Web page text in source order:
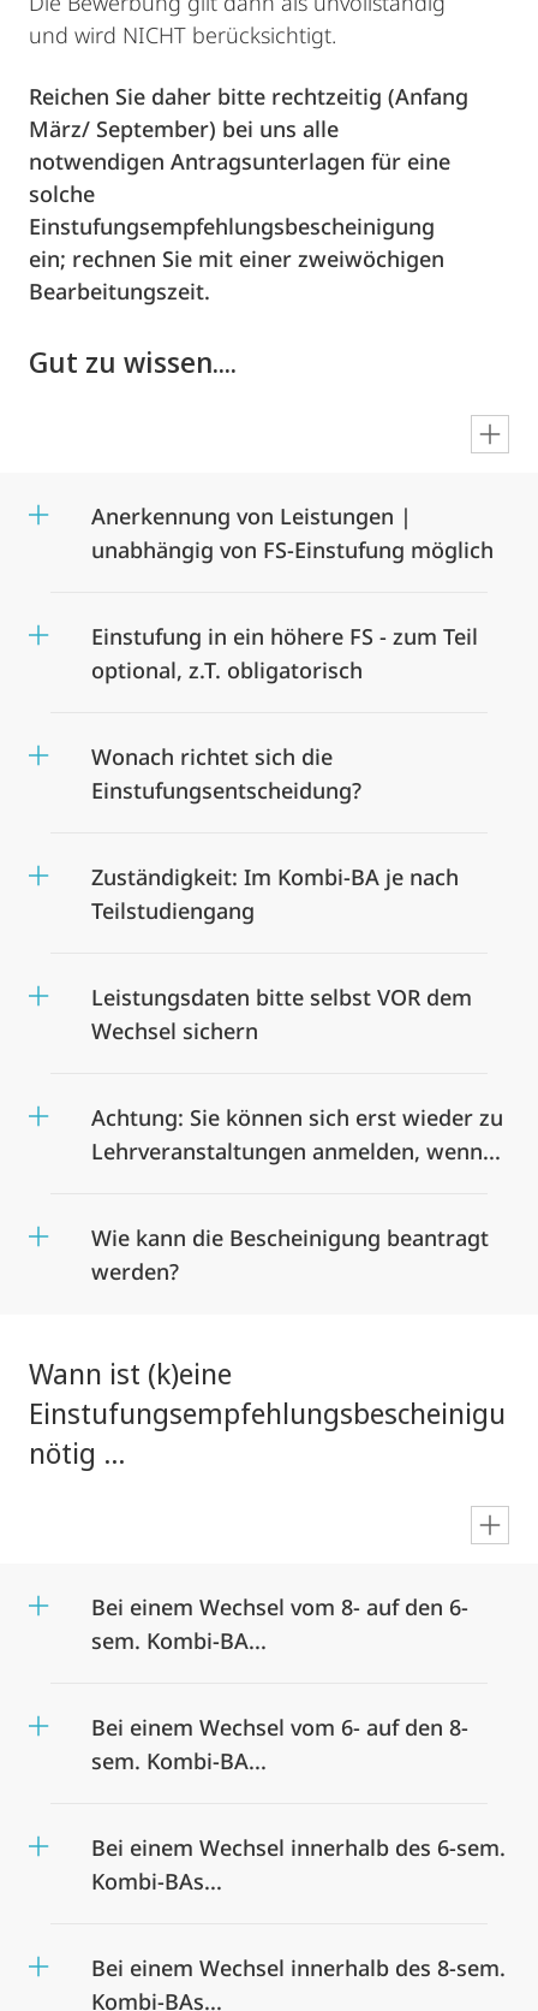
und wird NICHT berücksichtigt.
Reichen Sie daher bitte rechtzeitig (Anfang
März/ September) bei uns alle
notwendigen Antragsunterlagen für eine
solche
Einstufungsempfehlungsbescheinigung
ein; rechnen Sie mit einer zweiwöchigen
Bearbeitungszeit.
Gut zu wissen....
Anerkennung von Leistungen |
unabhängig von FS-Einstufung möglich
Einstufung in ein höhere FS - zum Teil
optional, z.T. obligatorisch
Wonach richtet sich die
Einstufungsentscheidung?
Zuständigkeit: Im Kombi-BA je nach
Teilstudiengang
Leistungsdaten bitte selbst VOR dem
Wechsel sichern
Achtung: Sie können sich erst wieder zu
Lehrveranstaltungen anmelden, wenn...
Wie kann die Bescheinigung beantragt
werden?
Wann ist (k)eine
Einstufungsempfehlungsbescheinigung
nötig ...
Bei einem Wechsel vom 8- auf den 6-
sem. Kombi-BA...
Bei einem Wechsel vom 6- auf den 8-
sem. Kombi-BA...
Bei einem Wechsel innerhalb des 6-sem.
Kombi-BAs...
Bei einem Wechsel innerhalb des 8-sem.
Kombi-BAs...